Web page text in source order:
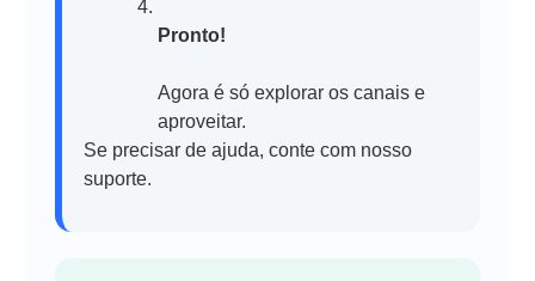
Pronto!
Agora é só explorar os canais e
aproveitar.
Se precisar de ajuda, conte com nosso
suporte.